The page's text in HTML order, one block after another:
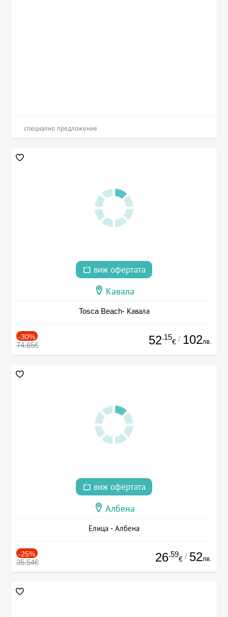
специално предложение
виж офертата
Кавала
Tosca Beach- Кавала
-30%
74.65€ 52.15
€ / 102лв.
виж офертата
Албена
Елица - Албена
-25%
35.54€ 26.59
€ / 52лв.